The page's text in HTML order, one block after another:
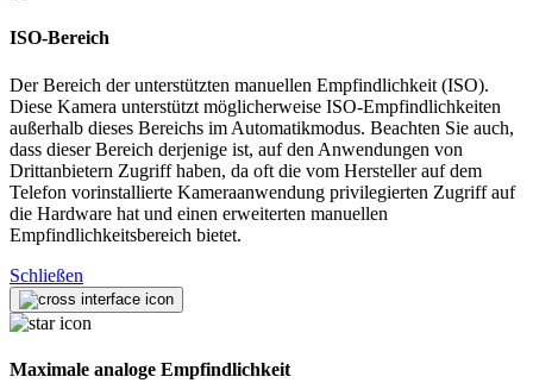
ISO-Bereich
Der Bereich der unterstützten manuellen Empfindlichkeit (ISO).
Diese Kamera unterstützt möglicherweise ISO-Empfindlichkeiten
außerhalb dieses Bereichs im Automatikmodus. Beachten Sie auch,
dass dieser Bereich derjenige ist, auf den Anwendungen von
Drittanbietern Zugriff haben, da oft die vom Hersteller auf dem
Telefon vorinstallierte Kameraanwendung privilegierten Zugriff auf
die Hardware hat und einen erweiterten manuellen
Empfindlichkeitsbereich bietet.
Schließen
Maximale analoge Empfindlichkeit